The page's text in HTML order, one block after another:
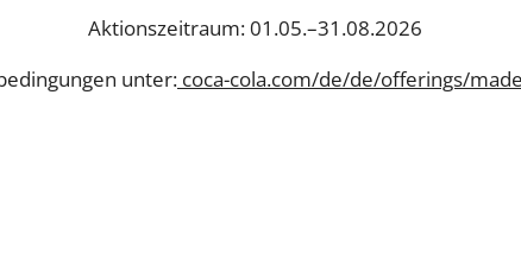
Aktionszeitraum: 01.05.–31.08.2026
unter: coca-cola.com/de/de/offerings/